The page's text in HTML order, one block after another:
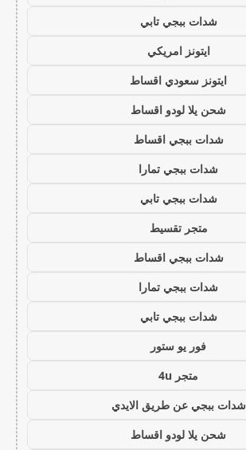
شدات ببجي تابي
ايتونز امريكي
ايتونز سعودي اقساط
شحن يلا لودو اقساط
شدات ببجي اقساط
شدات ببجي تمارا
شدات ببجي تابي
متجر تقسيط
شدات ببجي اقساط
شدات ببجي تمارا
شدات ببجي تابي
فور يو ستور
متجر 4u
شدات ببجي عن طريق الايدي
شحن يلا لودو اقساط